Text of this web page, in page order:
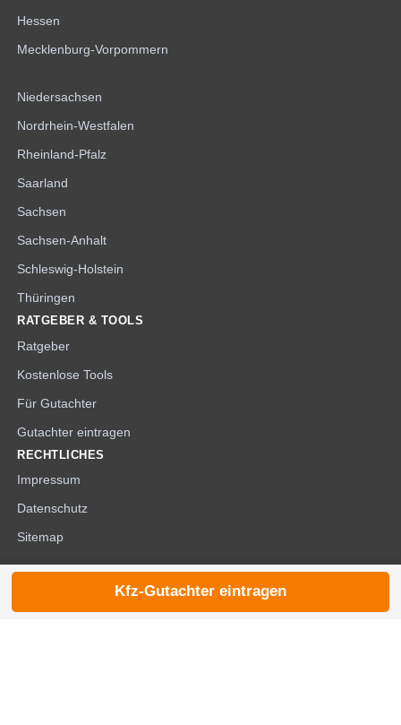
Hessen
Mecklenburg-Vorpommern
Niedersachsen
Nordrhein-Westfalen
Rheinland-Pfalz
Saarland
Sachsen
Sachsen-Anhalt
Schleswig-Holstein
Thüringen
RATGEBER & TOOLS
Ratgeber
Kostenlose Tools
Für Gutachter
Gutachter eintragen
RECHTLICHES
Impressum
Datenschutz
Sitemap
© 2026 die-kfzgutachter.de
Kfz-Gutachter eintragen